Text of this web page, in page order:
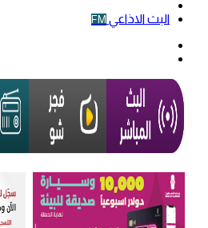
البث الاذاعي FM